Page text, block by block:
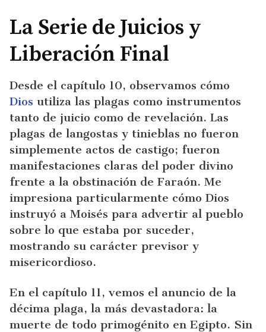
La Serie de Juicios y
Liberación Final
Desde el capítulo 10, observamos cómo
Dios utiliza las plagas como instrumentos
tanto de juicio como de revelación. Las
plagas de langostas y tinieblas no fueron
simplemente actos de castigo; fueron
manifestaciones claras del poder divino
frente a la obstinación de Faraón. Me
impresiona particularmente cómo Dios
instruyó a Moisés para advertir al pueblo
sobre lo que estaba por suceder,
mostrando su carácter previsor y
misericordioso.
En el capítulo 11, vemos el anuncio de la
décima plaga, la más devastadora: la
muerte de todo primogénito en Egipto. Sin